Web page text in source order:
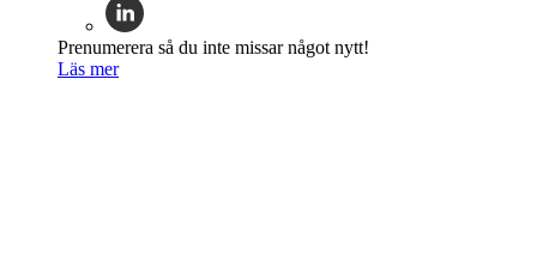
Prenumerera så du inte missar något nytt!
Läs mer